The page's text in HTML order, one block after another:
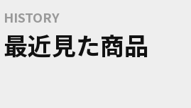
HISTORY
最近見た商品